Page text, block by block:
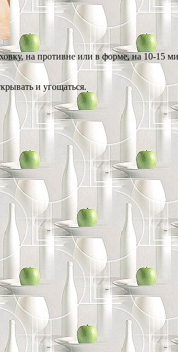
на противне или в форме, на 10-
и угощаться.